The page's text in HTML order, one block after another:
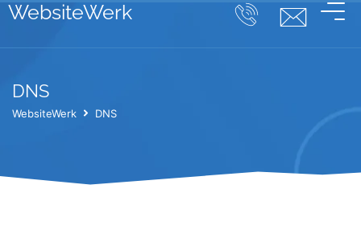
WebsiteWerk
DNS
WebsiteWerk DNS